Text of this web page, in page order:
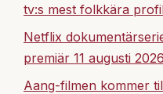
tv:s mest folkkära
Netflix
premiär 11 augusti 2026
Aang-filmen kommer